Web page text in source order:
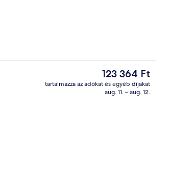
Az árban foglalt svédasztalos reggeli
A
jelenlegi
ár
123 364 Ft
tartalmazza az adókat és egyéb díjakat
aug. 11. – aug. 12.